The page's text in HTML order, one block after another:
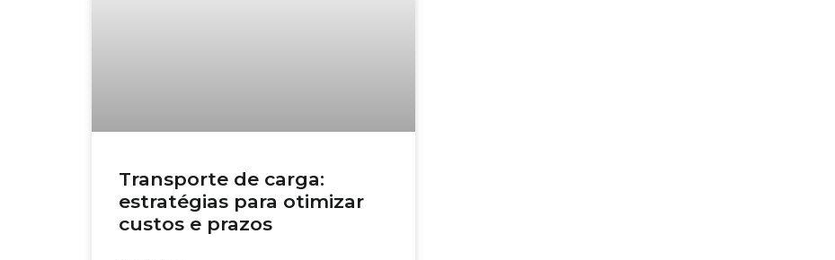
Transporte de carga:
estratégias para otimizar
custos e prazos